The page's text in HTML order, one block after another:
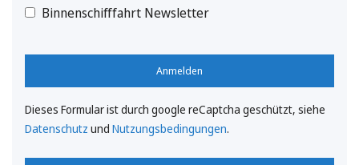
Binnenschifffahrt Newsletter
Anmelden
Dieses Formular ist durch google reCaptcha geschützt, siehe
Datenschutz und Nutzungsbedingungen.